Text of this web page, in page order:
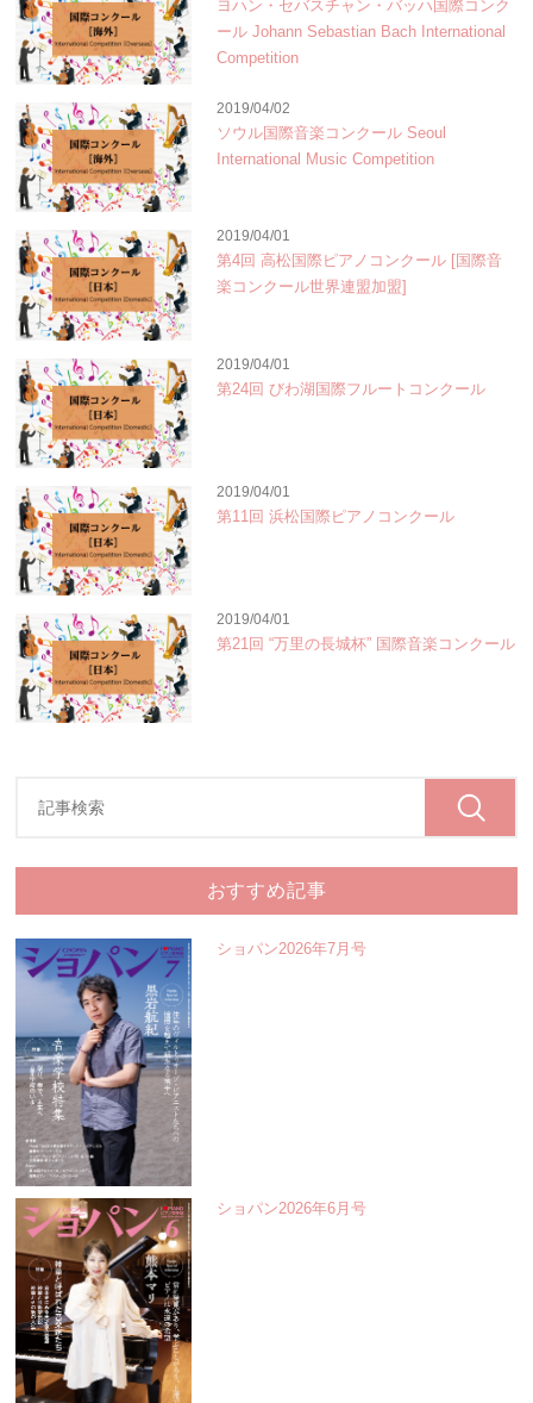
ヨハン・セバスチャン・バッハ国際コンク
ール Johann Sebastian Bach International
Competition
2019/04/02
ソウル国際音楽コンクール Seoul
International Music Competition
2019/04/01
第4回 高松国際ピアノコンクール [国際音
楽コンクール世界連盟加盟]
2019/04/01
第24回 びわ湖国際フルートコンクール
2019/04/01
第11回 浜松国際ピアノコンクール
2019/04/01
第21回 “万里の長城杯” 国際音楽コンクール
おすすめ記事
ショパン2026年7月号
ショパン2026年6月号